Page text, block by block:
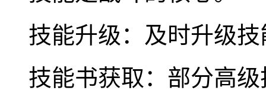
技能升级：及时升级
技能书获取：部分高